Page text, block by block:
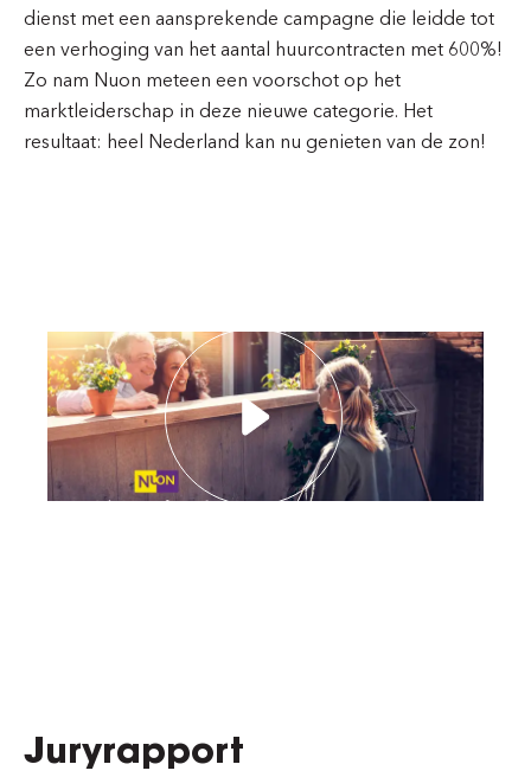
dienst met een aansprekende campagne die leidde tot
een verhoging van het aantal huurcontracten met 600%!
Zo nam Nuon meteen een voorschot op het
marktleiderschap in deze nieuwe categorie. Het
resultaat: heel Nederland kan nu genieten van de zon!
Juryrapport